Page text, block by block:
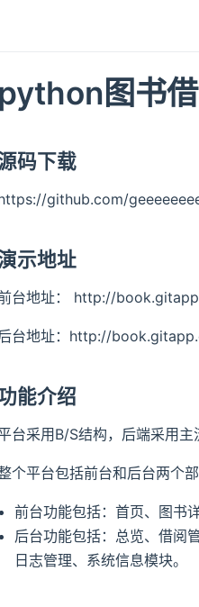
python图书
码下载
github.com/
示地址
台地址： http://
台地址：http://
能介绍
台采用B/S结构，后端采用
个平台包括前台和后台两个部
前台功能包括：首页、图书
后台功能包括：总览、借阅
日志管理、系统信息模块。